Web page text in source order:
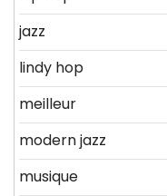
jazz
lindy hop
meilleur
modern jazz
musique